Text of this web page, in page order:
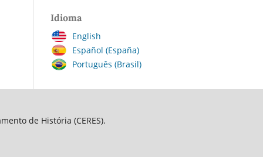
Idioma
English
Español (España)
Português (Brasil)
de História (CERES).